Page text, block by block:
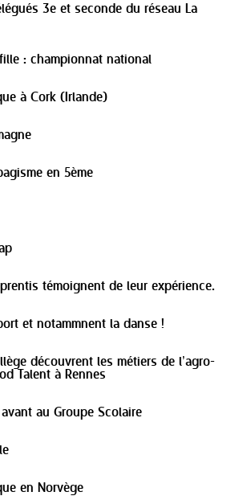
3e et seconde du réseau La
: championnat national
à Cork (Irlande)
en 5ème
témoignent de leur expérience.
et notammnent la danse !
découvrent les métiers de l’agro-
Talent à Rennes
au Groupe Scolaire
en Norvège